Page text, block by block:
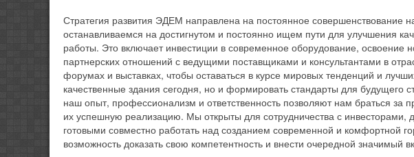
Стратегия развития ЭДЕМ направлена на постоянное
останавливаемся на достигнутом и постоянно ищем пути для улучшения
работы. Это включает инвестиции в современное оборудование, освоение
партнерских отношений с ведущими поставщиками и консультантами в
форумах и выставках, чтобы оставаться в курсе мировых тенденций и
качественные здания сегодня, но и формировать стандарты для будущего
наш опыт, профессионализм и ответственность позволяют нам браться за
их успешную реализацию. Мы открыты для сотрудничества с инвесторами,
готовыми совместно работать над созданием современной и комфортной
возможность доказать свою компетентность и внести очередной значимый